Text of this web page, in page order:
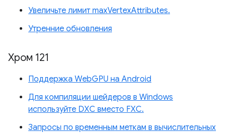
Увеличьте лимит maxVertexAttributes.
Утренние обновления
Хром 121
Поддержка WebGPU на Android
Для компиляции шейдеров в Windows
используйте DXC вместо FXC.
Запросы по временным меткам в вычислительных